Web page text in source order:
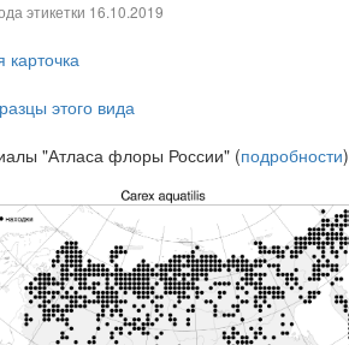
этикетки 16.10.2019
карточка
этого вида
"Атласа флоры России" (подробности)